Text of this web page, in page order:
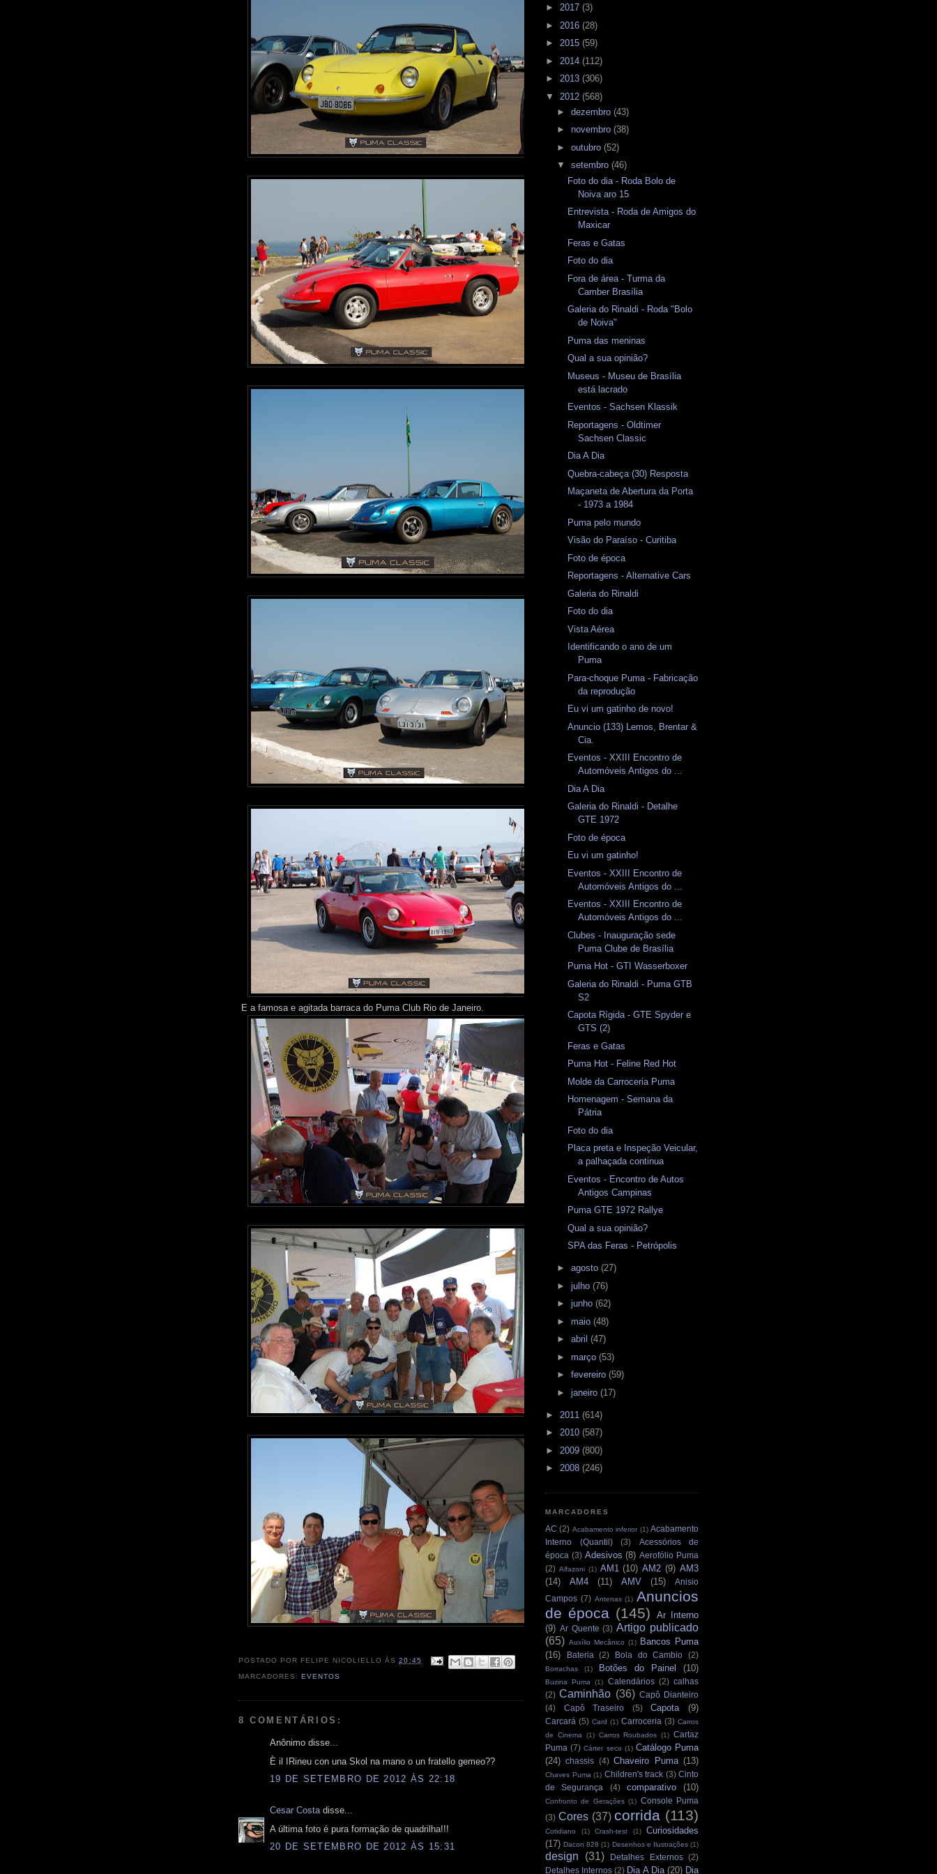
E a famosa e agitada barraca do Puma Club Rio de Janeiro.
POSTADO POR FELIPE NICOLIELLO ÀS20:45
MARCADORES:EVENTOS
8 COMENTÁRIOS:
Anônimo disse...
È il IRineu con una Skol na mano o un fratello gemeo??
19 DE SETEMBRO DE 2012 ÀS 22:18
Cesar Costadisse...
A última foto é pura formação de quadrilha!!!
20 DE SETEMBRO DE 2012 ÀS 15:31
► 2017 (3)
► 2016 (28)
► 2015 (59)
► 2014 (112)
► 2013 (306)
▼ 2012 (568)
► dezembro (43)
► novembro (38)
► outubro (52)
▼ setembro (46)
Foto do dia - Roda Bolo de
Noiva aro 15
Entrevista - Roda de Amigos do
Maxicar
Feras e Gatas
Foto do dia
Fora de área - Turma da
Camber Brasília
Galeria do Rinaldi - Roda "Bolo
de Noiva"
Puma das meninas
Qual a sua opinião?
Museus - Museu de Brasília
está lacrado
Eventos - Sachsen Klassik
Reportagens - Oldtimer
Sachsen Classic
Dia A Dia
Quebra-cabeça (30) Resposta
Maçaneta de Abertura da Porta
- 1973 a 1984
Puma pelo mundo
Visão do Paraíso - Curitiba
Foto de época
Reportagens - Alternative Cars
Galeria do Rinaldi
Foto do dia
Vista Aérea
Identificando o ano de um
Puma
Para-choque Puma - Fabricação
da reprodução
Eu vi um gatinho de novo!
Anuncio (133) Lemos, Brentar &
Cia.
Eventos - XXIII Encontro de
Automóveis Antigos do ...
Dia A Dia
Galeria do Rinaldi - Detalhe
GTE 1972
Foto de época
Eu vi um gatinho!
Eventos - XXIII Encontro de
Automóveis Antigos do ...
Eventos - XXIII Encontro de
Automóveis Antigos do ...
Clubes - Inauguração sede
Puma Clube de Brasília
Puma Hot - GTI Wasserboxer
Galeria do Rinaldi - Puma GTB
S2
Capota Rígida - GTE Spyder e
GTS (2)
Feras e Gatas
Puma Hot - Feline Red Hot
Molde da Carroceria Puma
Homenagem - Semana da
Pátria
Foto do dia
Placa preta e Inspeção Veicular,
a palhaçada continua
Eventos - Encontro de Autos
Antigos Campinas
Puma GTE 1972 Rallye
Qual a sua opinião?
SPA das Feras - Petrópolis
► agosto (27)
► julho (76)
► junho (62)
► maio (48)
► abril (47)
► março (53)
► fevereiro (59)
► janeiro (17)
► 2011 (614)
► 2010 (587)
► 2009 (800)
► 2008 (246)
MARCADORES
AC (2) Acabamento inferior (1) Acabamento
Interno (Quantil)
(3)
Acessórios de
época (3) Adesivos (8) Aerofólio Puma
(2) Alfazoni (1) AM1 (10) AM2 (9) AM3
(14)
AM4 (11) AMV (15)
Anisio
Campos (7) Antenas (1) Anuncios
de época (145)
Ar Interno
(9) Ar Quente (3) Artigo publicado
(65) Auxílio Mecânico (1)
Bancos Puma
(16)
Bateria (2) Bola do Cambio (2)
Borrachas (1) Botões do Painel (10)
Buzina Puma (1) Calendários (2) calhas
(2) Caminhão (36) Capô Dianteiro
(4)
Capô Traseiro (5) Capota (9)
Carcará (5) Card (1) Carroceria (3) Carros
de Cinema (1) Carros Roubados (1) Cartaz
Puma (7) Cárter seco (1) Catálogo Puma
(24) chassis (4) Chaveiro Puma (13)
Chaves Puma (1) Children's track (3) Cinto
de Segurança
(4) comparativo (10)
Confronto de Gerações (1) Console Puma
(3) Cores (37) corrida (113)
Cotidiano (1) Crash-test (1)
Curiosidades
(17) Dacon 828 (1) Desenhos e Ilustrações (1)
design (31) Detalhes Externos (2)
Detalhes Internos (2) Dia A Dia (20) Dia